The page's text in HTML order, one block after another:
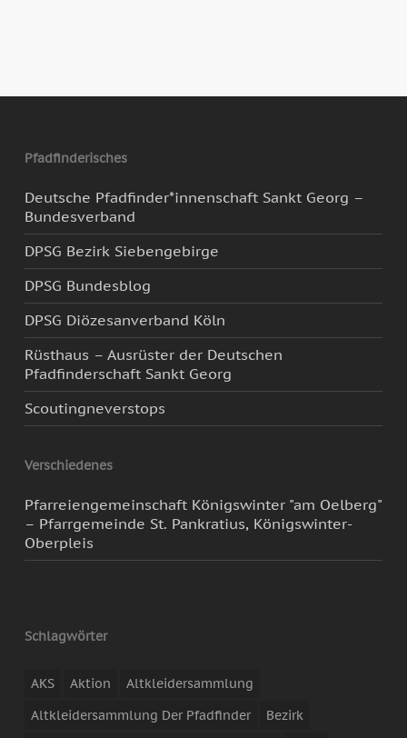
Pfadfinderisches
Deutsche Pfadfinder*innenschaft Sankt Georg –
Bundesverband
DPSG Bezirk Siebengebirge
DPSG Bundesblog
DPSG Diözesanverband Köln
Rüsthaus – Ausrüster der Deutschen
Pfadfinderschaft Sankt Georg
Scoutingneverstops
Verschiedenes
Pfarreiengemeinschaft Königswinter "am Oelberg"
– Pfarrgemeinde St. Pankratius, Königswinter-
Oberpleis
Schlagwörter
AKS Aktion
Altkleidersammlung
Altkleidersammlung Der Pfadfinder
Bezirk